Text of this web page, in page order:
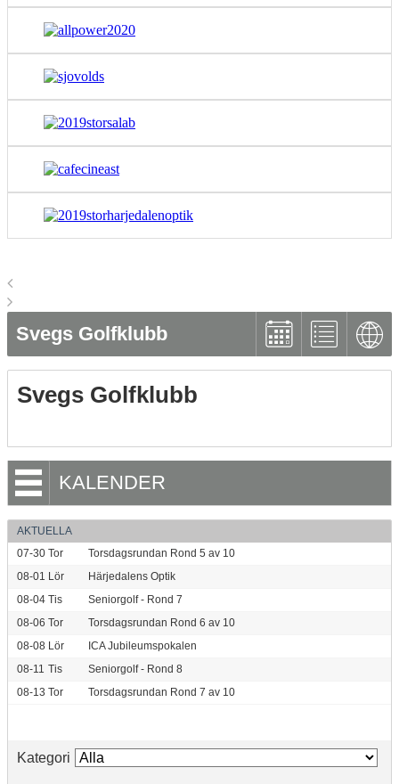
Svegs Golfklubb
Svegs Golfklubb
KALENDER
AKTUELLA
07-30 Tor
Torsdagsrundan Rond 5 av 10
08-01 Lör
Härjedalens Optik
08-04 Tis
Seniorgolf - Rond 7
08-06 Tor
Torsdagsrundan Rond 6 av 10
08-08 Lör
ICA Jubileumspokalen
08-11 Tis
Seniorgolf - Rond 8
08-13 Tor Torsdagsrundan Rond 7 av 10
Kategori